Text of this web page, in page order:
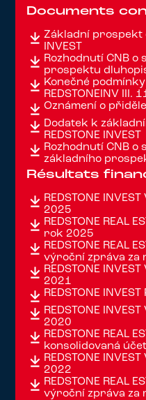
Documents
Základní prospekt
INVEST
Rozhodnutí ČNB o
prospektu
Konečné
REDSTONEINV III.
Oznámení o
Dodatek k
REDSTONE INVEST
Rozhodnutí ČNB o
základního
Résultats
REDSTONE
2025
REDSTONE REAL
rok 2025
REDSTONE REAL
výroční zpráva za
REDSTONE
2021
REDSTONE
REDSTONE
2020
REDSTONE REAL
konsolidovaná
REDSTONE
2022
REDSTONE REAL
výroční zpráva za